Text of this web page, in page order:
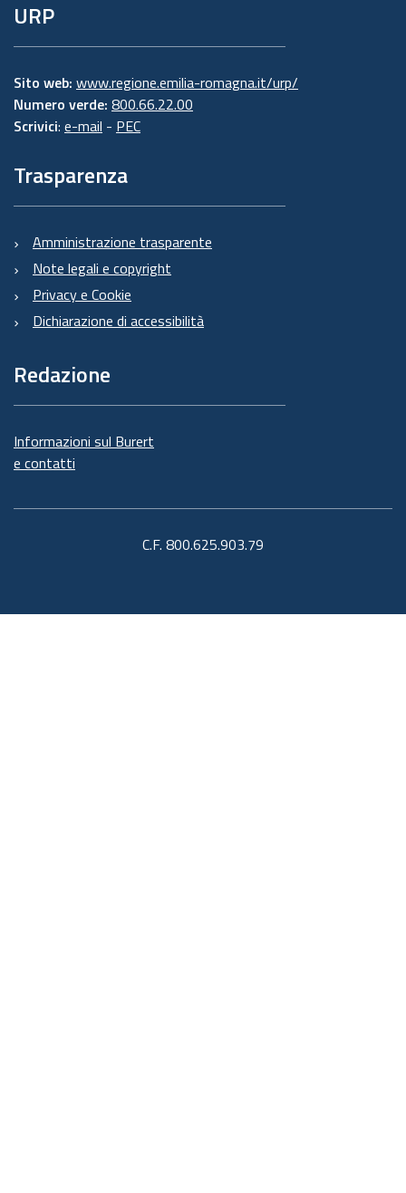
URP
Sito web: www.regione.emilia-romagna.it/urp/
Numero verde: 800.66.22.00
Scrivici: e-mail - PEC
Trasparenza
Amministrazione trasparente
Note legali e copyright
Privacy e Cookie
Dichiarazione di accessibilità
Redazione
Informazioni sul Burert
e contatti
C.F. 800.625.903.79